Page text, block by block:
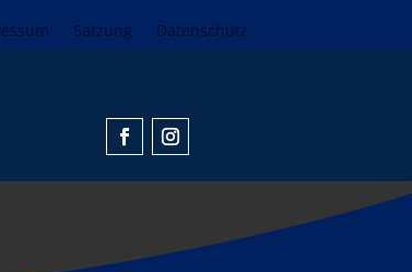
Satzung Datenschutz